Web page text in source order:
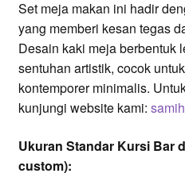
Set meja makan ini hadir
yang memberi kesan tegas
Desain kaki meja berbentuk
sentuhan artistik, cocok
kontemporer minimalis.
kunjungi website kami:
Ukuran Standar Kursi Bar
custom):